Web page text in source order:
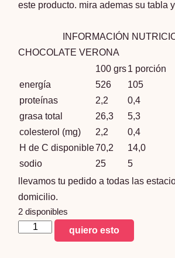
este producto. mira ademas su tabla
INFORMACIÓN
CHOCOLATE VERONA
100 grs1 porción
energía
526
105
proteínas
2,2
0,4
grasa total
26,3
5,3
colesterol (mg)
2,2
0,4
H de C disponible70,2
14,0
sodio
25
5
llevamos tu pedido a todas las
domicilio.
2 disponibles
verona
quiero esto